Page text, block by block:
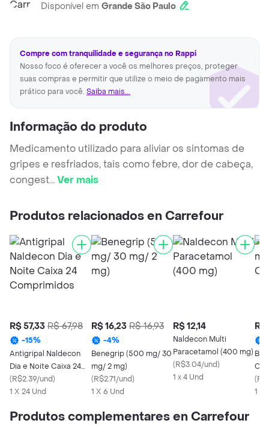
Disponível em Grande São Paulo
Compre com tranquilidade e segurança no Rappi
Nosso foco é oferecer a você os melhores preços, proteger
suas compras e permitir que utilize o meio de pagamento mais
prático para você. Saiba mais...
Informação do produto
Medicamento utilizado para aliviar os sintomas de
gripes e resfriados, tais como febre, dor de cabeça,
congest...Ver mais
Produtos relacionados en Carrefour
R$ 57,33 R$ 67,98
-15%
Antigripal Naldecon
Dia e Noite Caixa 24
Comprimidos
(R$2.39/und)
1 X 24 Und
R$ 16,23 R$ 16,93
-4%
Benegrip (500 mg/ 30
mg/ 2 mg)
(R$2.71/und)
1 X 6 Und
R$ 12,14
Naldecon Multi
Paracetamol (400 mg)
(R$3.04/und)
1 x 4 Und
R$
(
1 X
Produtos complementares en Carrefour